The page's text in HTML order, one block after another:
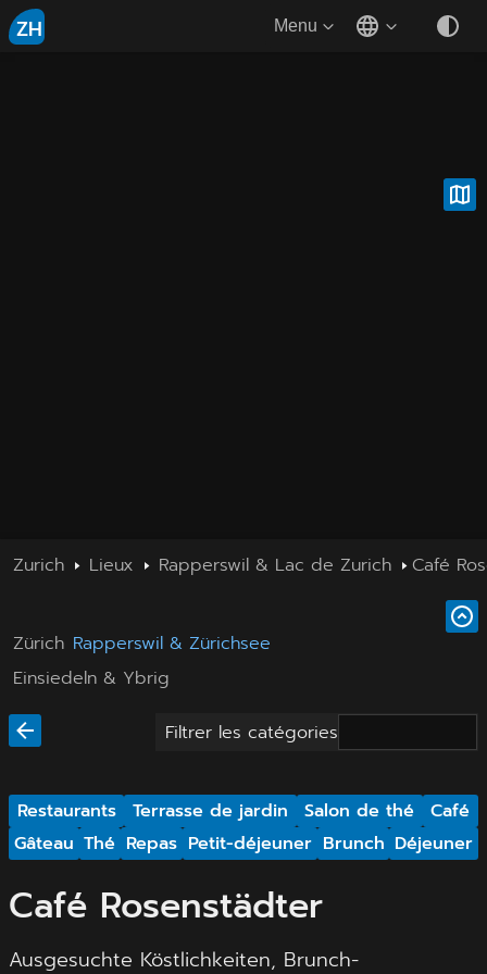
ZH Menu
Zurich Lieux Rapperswil & Lac de Zurich Café
Zürich Rapperswil & Zürichsee
Einsiedeln & Ybrig
Filtrer les catégories
Restaurants Terrasse de jardin Salon de thé
Café
Gâteau Thé Repas Petit-déjeuner Brunch Déjeuner
Café Rosenstädter
Ausgesuchte Köstlichkeiten, Brunch-